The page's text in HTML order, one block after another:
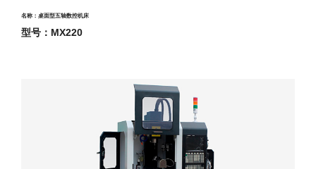
名称：桌面型五轴数控机床
型号：MX220